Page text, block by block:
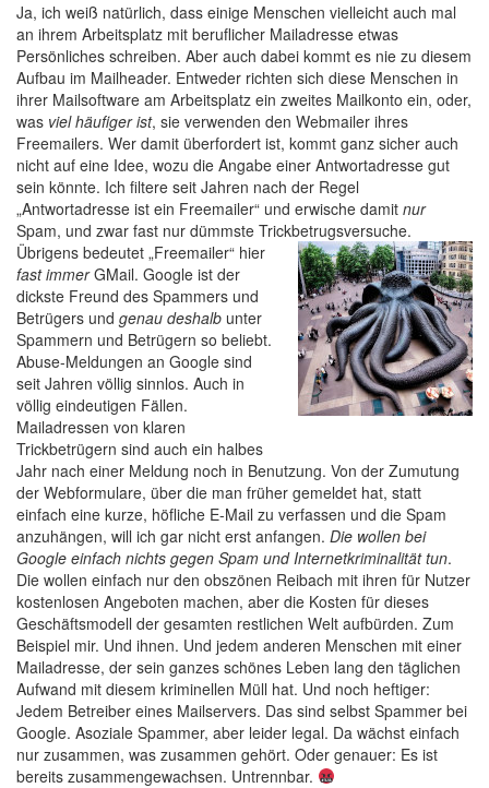
Ja, ich weiß natürlich, dass einige Menschen vielleicht auch mal
an ihrem Arbeitsplatz mit beruflicher Mailadresse etwas
Persönliches schreiben. Aber auch dabei kommt es nie zu diesem
Aufbau im Mailheader. Entweder richten sich diese Menschen in
ihrer Mailsoftware am Arbeitsplatz ein zweites Mailkonto ein, oder,
was viel häufiger ist, sie verwenden den Webmailer ihres
Freemailers. Wer damit überfordert ist, kommt ganz sicher auch
nicht auf eine Idee, wozu die Angabe einer Antwortadresse gut
sein könnte. Ich filtere seit Jahren nach der Regel
„Antwortadresse ist ein Freemailer“ und erwische damit nur
Spam, und zwar fast nur dümmste Trickbetrugsversuche.
Übrigens bedeutet „Freemailer“ hier
fast immerGMail. Google ist der
dickste Freund des Spammers und
Betrügers und genau deshalb unter
Spammern und Betrügern so beliebt.
Abuse-Meldungen an Google sind
seit Jahren völlig sinnlos. Auch in
völlig eindeutigen Fällen.
Mailadressen von klaren
Trickbetrügern sind auch ein halbes
Jahr nach einer Meldung noch in Benutzung. Von der Zumutung
der Webformulare, über die man früher gemeldet hat, statt
einfach eine kurze, höfliche E-Mail zu verfassen und die Spam
anzuhängen, will ich gar nicht erst anfangen. Die wollen bei
Google einfach nichts gegen Spam und Internetkriminalität tun.
Die wollen einfach nur den obszönen Reibach mit ihren für Nutzer
kostenlosen Angeboten machen, aber die Kosten für dieses
Geschäftsmodell der gesamten restlichen Welt aufbürden. Zum
Beispiel mir. Und ihnen. Und jedem anderen Menschen mit einer
Mailadresse, der sein ganzes schönes Leben lang den täglichen
Aufwand mit diesem kriminellen Müll hat. Und noch heftiger:
Jedem Betreiber eines Mailservers. Das sind selbst Spammer bei
Google. Asoziale Spammer, aber leider legal. Da wächst einfach
nur zusammen, was zusammen gehört. Oder genauer: Es ist
bereits zusammengewachsen. Untrennbar.